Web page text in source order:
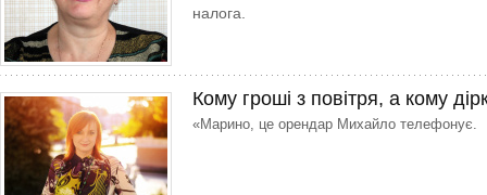
налога.
Кому гроші з повітря, а кому
«Марино, це орендар Михайло телефонує.